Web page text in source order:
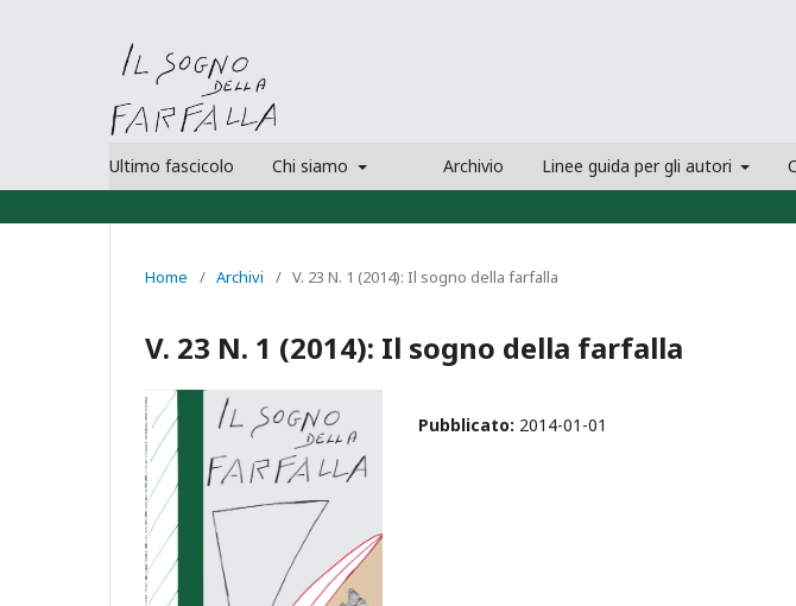
Ultimo fascicolo Chi siamo Archivio Linee guida per gli autori
Home / Archivi / V. 23 N. 1 (2014): Il sogno della farfalla
V. 23 N. 1 (2014): Il sogno della farfalla
Pubblicato: 2014-01-01